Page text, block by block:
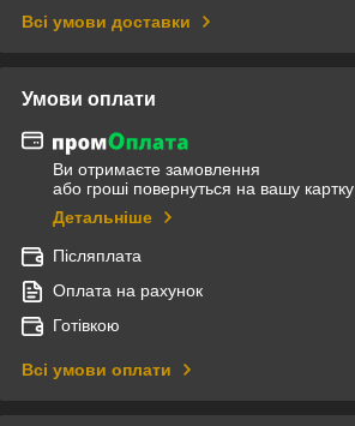
Всі умови доставки
Умови оплати
Ви отримаєте замовлення
або гроші повернуться на вашу картку
Детальніше
Післяплата
Оплата на рахунок
Готівкою
Всі умови оплати